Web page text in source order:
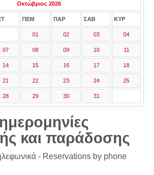
Οκτώβριος 2026
ΠΕΜ ΠΑΡ ΣΑΒ ΚΥΡ
01 02 03 04
07 08 09 10 11
14 15 16 17 18
21 22 23 24 25
28 29 30 31
και παράδοσης
- Reservations by phone